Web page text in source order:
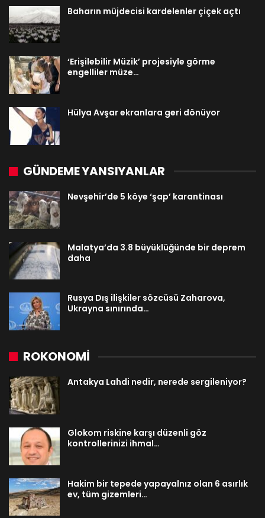
Baharın müjdecisi kardelenler çiçek açtı
‘Erişilebilir Müzik’ projesiyle görme
engelliler müze…
Hülya Avşar ekranlara geri dönüyor
GÜNDEME YANSIYANLAR
Nevşehir’de 5 köye ‘şap’ karantinası
Malatya’da 3.8 büyüklüğünde bir deprem
daha
Rusya Dış ilişkiler sözcüsü Zaharova,
Ukrayna sınırında…
ROKONOMİ
Antakya Lahdi nedir, nerede sergileniyor?
Glokom riskine karşı düzenli göz
kontrollerinizi ihmal…
Hakim bir tepede yapayalnız olan 6 asırlık
ev, tüm gizemleri…